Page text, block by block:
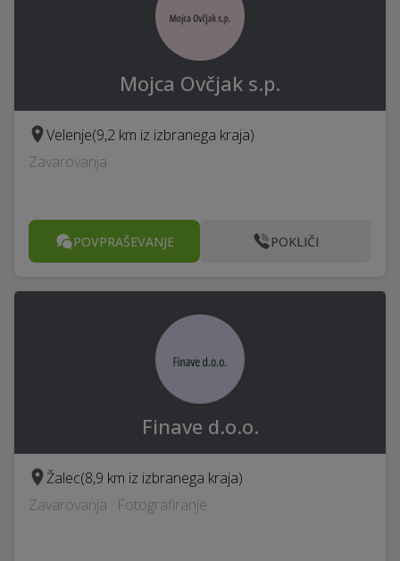
Mojca Ovčjak s.p.
Velenje(9,2 km iz izbranega kraja)
Zavarovanja
POVPRAŠEVANJE POKLIČI
Finave d.o.o.
Žalec(8,9 km iz izbranega kraja)
Zavarovanja · Fotografiranje